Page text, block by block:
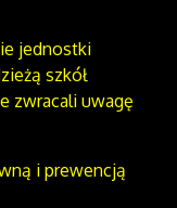
jednostki
szkół
zwracali uwagę
i prewencją